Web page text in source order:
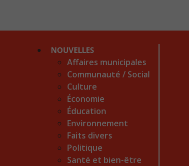
NOUVELLES
Affaires municipales
Communauté / Social
Culture
Économie
Éducation
Environnement
Faits divers
Politique
Santé et bien-être